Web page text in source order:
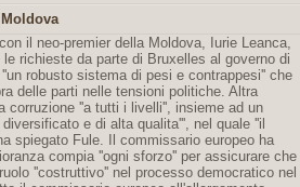
il neo-premier della Moldova, Iurie Leanca,
richieste da parte di Bruxelles al governo di
robusto sistema di pesi e contrappesi'' che
delle parti nelle tensioni politiche. Altra
corruzione ''a tutti i livelli'', insieme ad un
e di alta qualita''', nel quale ''il
spiegato Fule. Il commissario europeo ha
compia ''ogni sforzo'' per assicurare che
''costruttivo'' nel processo democratico nel